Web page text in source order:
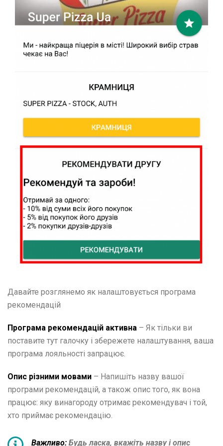
Програми, інтеграція і API
Матеріали та документи
Часті питання
Глосарій
Давайте розглянемо як налаштовується програма
рекомендацій
Програма рекомендацій активна – Як тільки ви
поставите тут галочку і збережете налаштування, ваша
програма лояльності запрацює.
Опис різними мовами – Напишіть назву вашої
програми рекомендацій, а також опис того, як вона
працює: яку винагороду отримає рекомендувач і той,
хто приймає рекомендацію.
Важливо: Будь ласка, вкажіть назву і опис